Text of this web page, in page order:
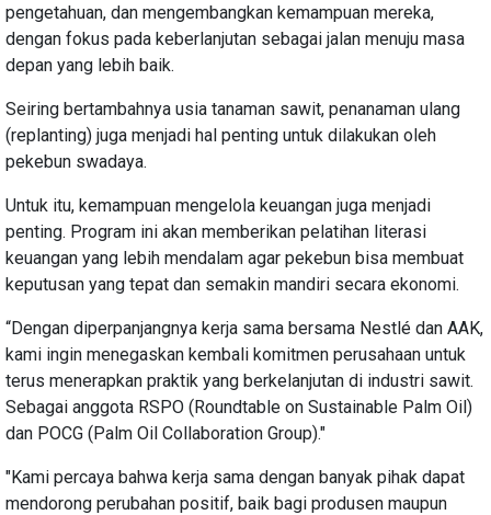
pengetahuan, dan mengembangkan kemampuan mereka,
dengan fokus pada keberlanjutan sebagai jalan menuju masa
depan yang lebih baik.
Seiring bertambahnya usia tanaman sawit, penanaman ulang
(replanting) juga menjadi hal penting untuk dilakukan oleh
pekebun swadaya.
Untuk itu, kemampuan mengelola keuangan juga menjadi
penting. Program ini akan memberikan pelatihan literasi
keuangan yang lebih mendalam agar pekebun bisa membuat
keputusan yang tepat dan semakin mandiri secara ekonomi.
“Dengan diperpanjangnya kerja sama bersama Nestlé dan AAK,
kami ingin menegaskan kembali komitmen perusahaan untuk
terus menerapkan praktik yang berkelanjutan di industri sawit.
Sebagai anggota RSPO (Roundtable on Sustainable Palm Oil)
dan POCG (Palm Oil Collaboration Group)."
"Kami percaya bahwa kerja sama dengan banyak pihak dapat
mendorong perubahan positif, baik bagi produsen maupun